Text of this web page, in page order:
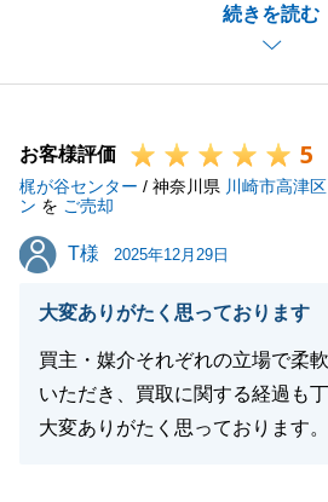
続きを読む
っていただけることが、私共に
市場の動向を見極めながら、最
ができ、ホッと胸をなでおろして
数ある会社の中から弊社をお選
りがとうございました。
閉じる
お客様評価 5
梶が谷センター / 神奈川県 川崎市高津区
ン を ご売却
T様
T様 2025年12月29日
大変ありがたく思っております
買主・媒介それぞれの立場で柔
いただき、買取に関する経過も
大変ありがたく思っております。